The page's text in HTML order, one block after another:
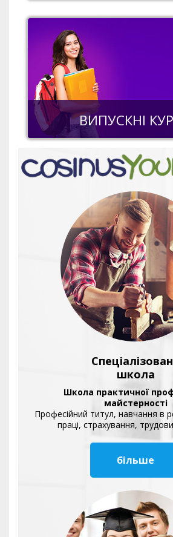
ВИПУСКНІ
школа
Школа практичної
майстерності
Професійний титул, навчання в
праці, страхування,
більше